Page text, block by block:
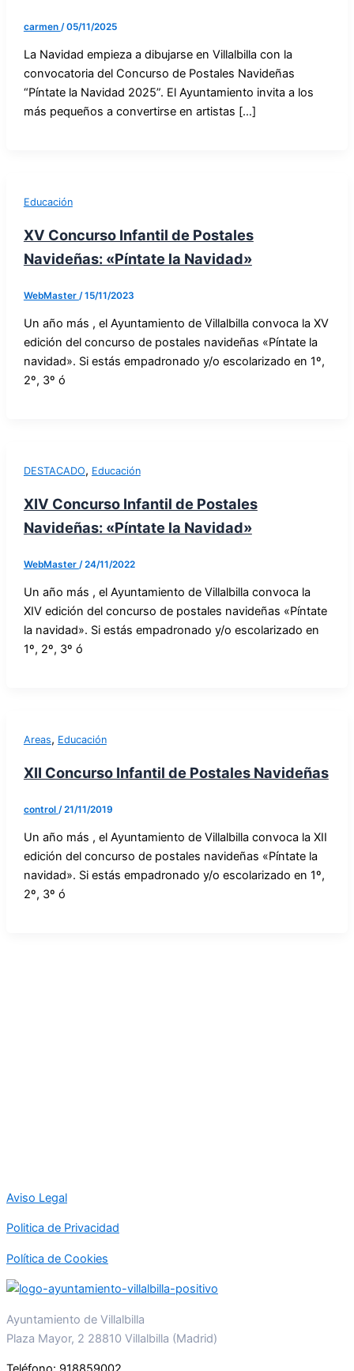
carmen /05/11/2025
La Navidad empieza a dibujarse en Villalbilla con la
convocatoria del Concurso de Postales Navideñas
“Píntate la Navidad 2025”. El Ayuntamiento invita a los
más pequeños a convertirse en artistas […]
Educación
XV Concurso Infantil de Postales
Navideñas: «Píntate la Navidad»
WebMaster /15/11/2023
Un año más , el Ayuntamiento de Villalbilla convoca la XV
edición del concurso de postales navideñas «Píntate la
navidad». Si estás empadronado y/o escolarizado en 1º,
2º, 3º ó
DESTACADO, Educación
XIV Concurso Infantil de Postales
Navideñas: «Píntate la Navidad»
WebMaster /24/11/2022
Un año más , el Ayuntamiento de Villalbilla convoca la
XIV edición del concurso de postales navideñas «Píntate
la navidad». Si estás empadronado y/o escolarizado en
1º, 2º, 3º ó
Areas, Educación
XII Concurso Infantil de Postales Navideñas
control /21/11/2019
Un año más , el Ayuntamiento de Villalbilla convoca la XII
edición del concurso de postales navideñas «Píntate la
navidad». Si estás empadronado y/o escolarizado en 1º,
2º, 3º ó
Aviso Legal
Politica de Privacidad
Política de Cookies
Ayuntamiento de Villalbilla
Plaza Mayor, 2 28810 Villalbilla (Madrid)